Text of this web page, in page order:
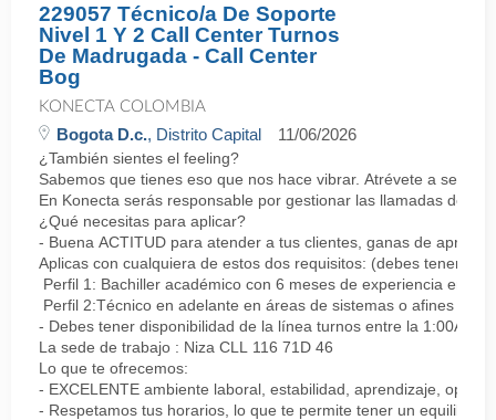
229057 Técnico/a De Soporte
Nivel 1 Y 2 Call Center Turnos
De Madrugada - Call Center
Bog
KONECTA COLOMBIA
Bogota D.c., Distrito Capital 11/06/2026
¿También sientes el feeling?
Sabemos que tienes eso que nos hace vibrar. Atrévete a ser
En Konecta serás responsable por gestionar las llamadas de
¿Qué necesitas para aplicar?
- Buena ACTITUD para atender a tus clientes, ganas de
Aplicas con cualquiera de estos dos requisitos: (debes tener
Perfil 1: Bachiller académico con 6 meses de experiencia en
Perfil 2:Técnico en adelante en áreas de sistemas o afines
- Debes tener disponibilidad de la línea turnos entre la 1:00AM
La sede de trabajo : Niza CLL 116 71D 46
Lo que te ofrecemos:
- EXCELENTE ambiente laboral, estabilidad, aprendizaje,
- Respetamos tus horarios, lo que te permite tener un equilibrio